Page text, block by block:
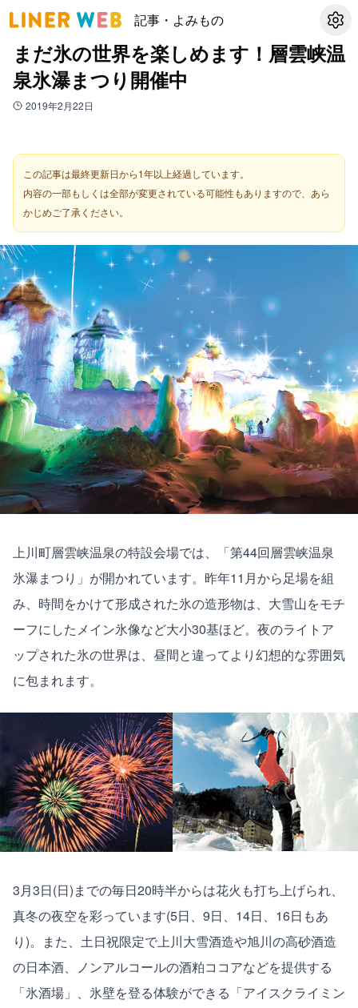
記事・よみもの 設定
まだ氷の世界を楽しめます！層雲峡温
泉氷瀑まつり開催中
2019年2月22日
この記事は最終更新日から1年以上経過しています。
内容の一部もしくは全部が変更されている可能性もありますので、あら
かじめご了承ください。
上川町層雲峡温泉の特設会場では、「第44回層雲峡温泉
氷瀑まつり」が開かれています。昨年11月から足場を組
み、時間をかけて形成された氷の造形物は、大雪山をモチ
ーフにしたメイン氷像など大小30基ほど。夜のライトア
ップされた氷の世界は、昼間と違ってより幻想的な雰囲気
に包まれます。
3月3日(日)までの毎日20時半からは花火も打ち上げられ、
真冬の夜空を彩っています(5日、9日、14日、16日もあ
り)。また、土日祝限定で上川大雪酒造や旭川の高砂酒造
の日本酒、ノンアルコールの酒粕ココアなどを提供する
「氷酒場」、氷壁を登る体験ができる「アイスクライミン